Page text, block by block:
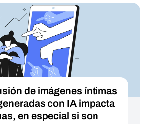
de imágenes íntimas
con IA impacta
en especial si son